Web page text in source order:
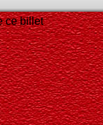
ce billet